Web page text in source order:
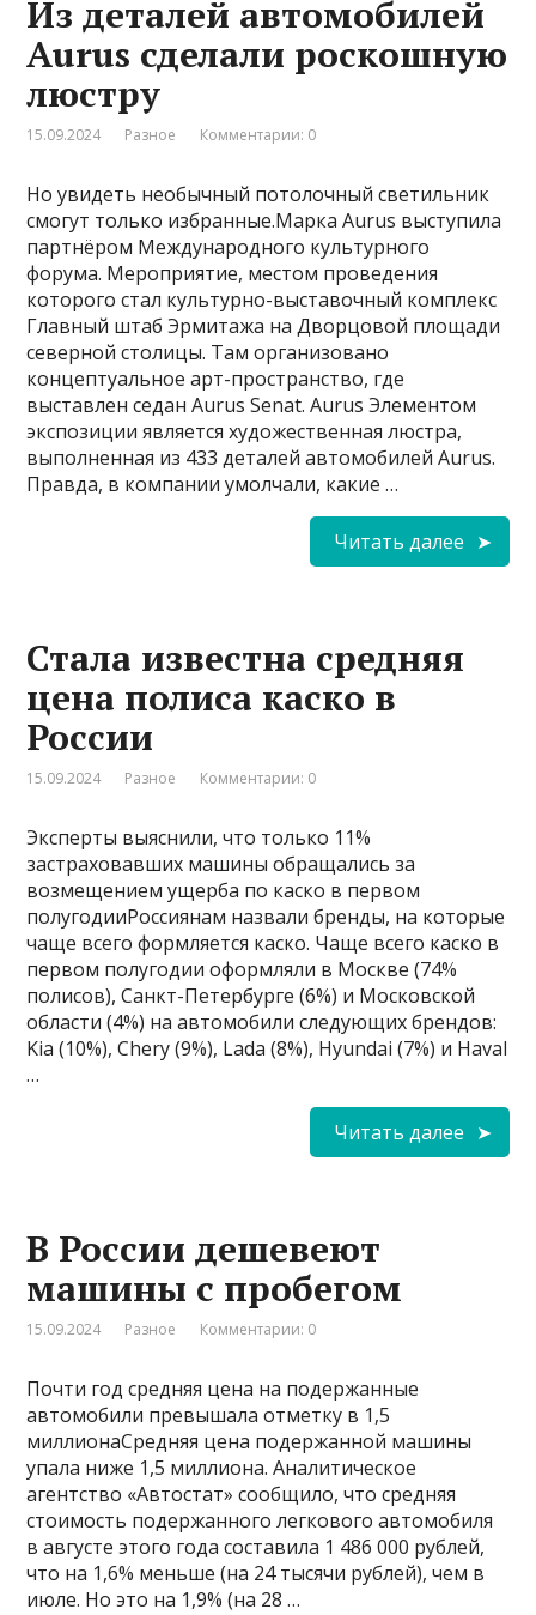
Из деталей автомобилей
Aurus сделали роскошную
люстру
15.09.2024 Разное Комментарии: 0
Но увидеть необычный потолочный светильник
смогут только избранные.Марка Aurus выступила
партнёром Международного культурного
форума. Мероприятие, местом проведения
которого стал культурно-выставочный комплекс
Главный штаб Эрмитажа на Дворцовой площади
северной столицы. Там организовано
концептуальное арт-пространство, где
выставлен седан Aurus Senat. Aurus Элементом
экспозиции является художественная люстра,
выполненная из 433 деталей автомобилей Aurus.
Правда, в компании умолчали, какие …
Читать далее
Стала известна средняя
цена полиса каско в
России
15.09.2024 Разное Комментарии: 0
Эксперты выяснили, что только 11%
застраховавших машины обращались за
возмещением ущерба по каско в первом
полугодииРоссиянам назвали бренды, на которые
чаще всего формляется каско. Чаще всего каско в
первом полугодии оформляли в Москве (74%
полисов), Санкт-Петербурге (6%) и Московской
области (4%) на автомобили следующих брендов:
Kia (10%), Chery (9%), Lada (8%), Hyundai (7%) и Haval
…
Читать далее
В России дешевеют
машины с пробегом
15.09.2024 Разное Комментарии: 0
Почти год средняя цена на подержанные
автомобили превышала отметку в 1,5
миллионаСредняя цена подержанной машины
упала ниже 1,5 миллиона. Аналитическое
агентство «Автостат» сообщило, что средняя
стоимость подержанного легкового автомобиля
в августе этого года составила 1 486 000 рублей,
что на 1,6% меньше (на 24 тысячи рублей), чем в
июле. Но это на 1,9% (на 28 …